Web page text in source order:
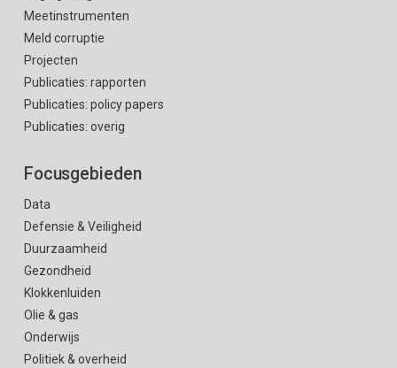
Meetinstrumenten
Meld corruptie
Projecten
Publicaties: rapporten
Publicaties: policy papers
Publicaties: overig
Focusgebieden
Data
Defensie & Veiligheid
Duurzaamheid
Gezondheid
Klokkenluiden
Olie & gas
Onderwijs
Politiek & overheid